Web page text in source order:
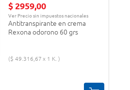
$ 2959,00
Ver Precio sin impuestos nacionales
Antitranspirante en crema
Rexona odorono 60 grs
$ 49.316,67 1 K.